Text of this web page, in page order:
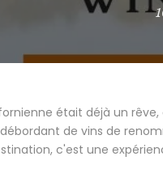
était déjà un
de vins de
c'est une